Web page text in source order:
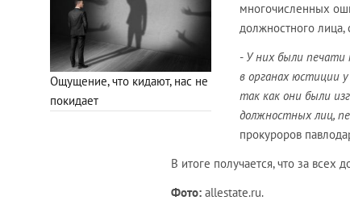
Ощущение, что кидают, нас не
покидает
многочисленных
должностного
- У них были печати
в органах юстиции
так как они были
должностных лиц,
прокуроров
В итоге получается, что за всех
Фото: allestate.ru.